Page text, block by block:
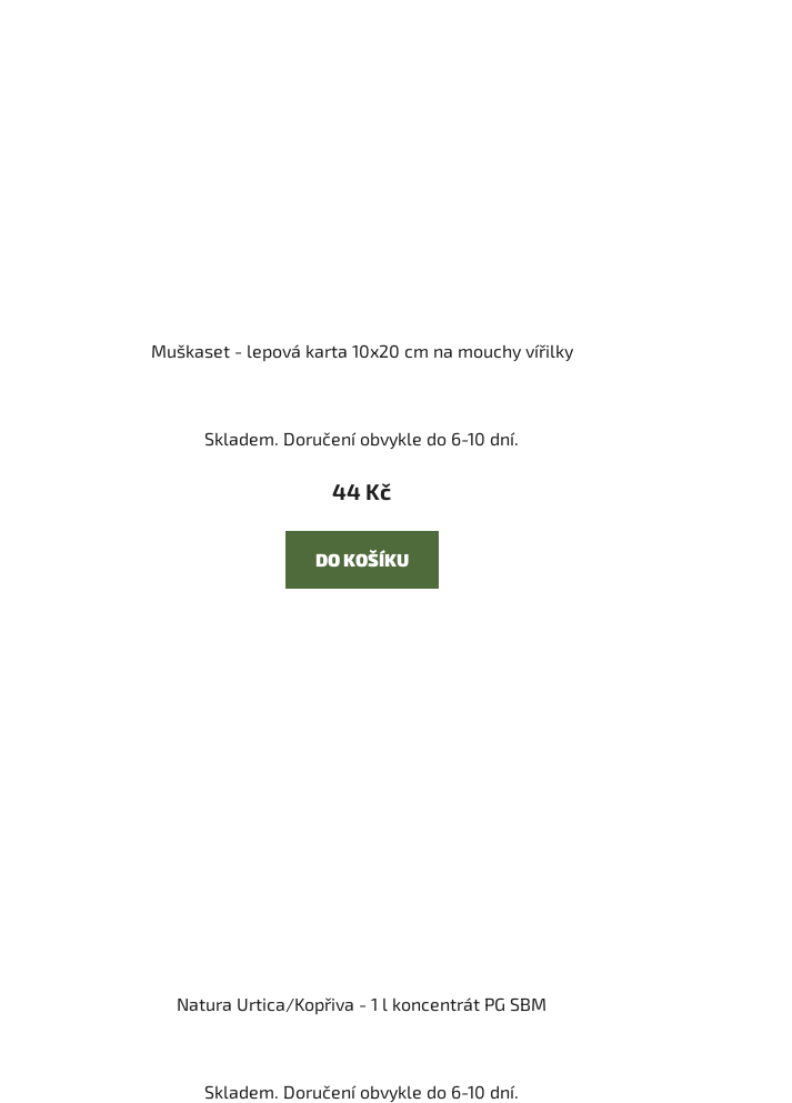
Muškaset - lepová karta 10x20 cm na mouchy vířilky
Skladem. Doručení obvykle do 6-10 dní.
44 Kč
DO KOŠÍKU
Natura Urtica/Kopřiva - 1 l koncentrát PG SBM
Skladem. Doručení obvykle do 6-10 dní.